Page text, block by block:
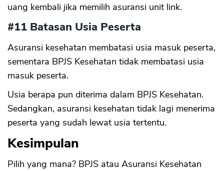
uang kembali jika memilih asuransi unit link.
#11 Batasan Usia Peserta
Asuransi kesehatan membatasi usia masuk peserta,
sementara BPJS Kesehatan tidak membatasi usia
masuk peserta.
Usia berapa pun diterima dalam BPJS Kesehatan.
Sedangkan, asuransi kesehatan tidak lagi menerima
peserta yang sudah lewat usia tertentu.
Kesimpulan
Pilih yang mana? BPJS atau Asuransi Kesehatan